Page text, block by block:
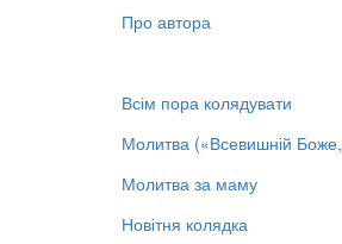
Про автора
Всім пора колядувати
Молитва («Всевишній
Молитва за маму
Новітня колядка